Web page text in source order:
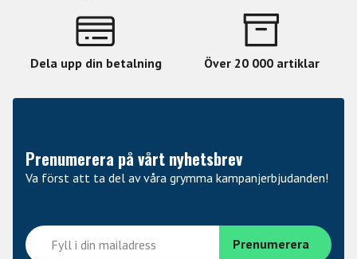
Dela upp din betalning Över 20 000 artiklar
Prenumerera på vårt nyhetsbrev
Va först att ta del av våra grymma kampanjerbjudanden!